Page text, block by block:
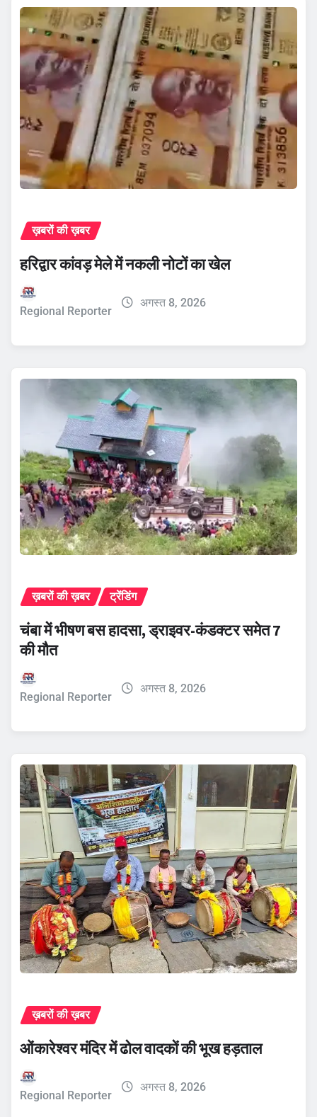
ख़बरों की ख़बर
हरिद्वार कांवड़ मेले में नकली नोटों का खेल
Regional Reporter
अगस्त 8, 2026
ख़बरों की ख़बर ट्रेंडिंग
चंबा में भीषण बस हादसा, ड्राइवर-कंडक्टर समेत 7
की मौत
Regional Reporter
अगस्त 8, 2026
ख़बरों की ख़बर
ओंकारेश्वर मंदिर में ढोल वादकों की भूख हड़ताल
Regional Reporter
अगस्त 8, 2026